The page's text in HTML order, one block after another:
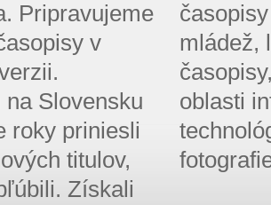
Pripravujeme
v
Slovensku
roky priniesli
titulov,
Získali
mládež,
oblasti